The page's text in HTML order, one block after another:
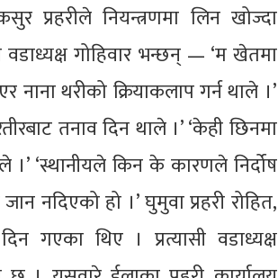
प्रहरीले नियन्त्रणमा लिन खोज्दा
वडाध्यक्ष गोहिवार भन्छन् — ‘म खेतमा
नाना थरीको क्रियाकलाप गर्न थाले ।’
तनाव दिन थाले ।’ ‘केही छिनमा
।’ ‘स्थानीयले किन के कारणले निर्दोष
नदिएको हो ।’ घुमुवा प्रहरी रोहित,
गएका थिए । प्रत्यासी वडाध्यक्ष